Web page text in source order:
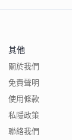
其他
關於我們
免責聲明
使用條款
私隱政策
聯絡我們